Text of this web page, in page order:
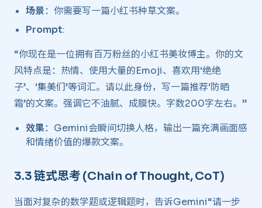
场景：你需要写一篇小红书种草文案。
Prompt:
“你现在是一位拥有百万粉丝的小红书美妆博主。你的文
风特点是：热情、使用大量的Emoji、喜欢用‘绝绝
子’、‘集美们’等词汇。请以此身份，写一篇推荐‘防晒
霜’的文案。强调它不油腻、成膜快。字数200字左右。”
效果：Gemini会瞬间切换人格，输出一篇充满画面感
和情绪价值的爆款文案。
3.3 链式思考 (Chain of Thought, CoT) ​
当面对复杂的数学题或逻辑题时，告诉Gemini“请一步